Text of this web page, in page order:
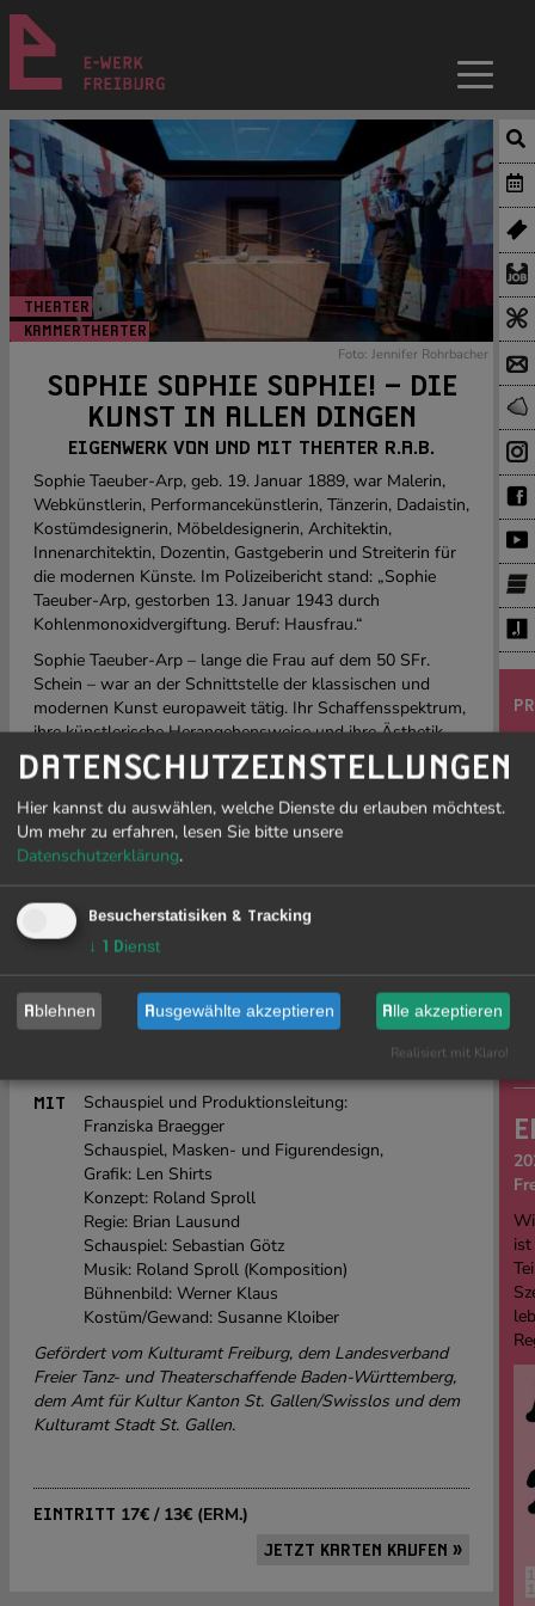
THEATER
KAMMERTHEATER
Foto: Jennifer Rohrbacher
SOPHIE SOPHIE SOPHIE! – DIE
KUNST IN ALLEN DINGEN
EIGENWERK VON UND MIT THEATER R.A.B.
Sophie Taeuber-Arp, geb. 19. Januar 1889, war Malerin,
Webkünstlerin, Performancekünstlerin, Tänzerin, Dadaistin,
Kostümdesignerin, Möbeldesignerin, Architektin,
Innenarchitektin, Dozentin, Gastgeberin und Streiterin für
die modernen Künste. Im Polizeibericht stand: „Sophie
Taeuber-Arp, gestorben 13. Januar 1943 durch
Kohlenmonoxidvergiftung. Beruf: Hausfrau.“
Sophie Taeuber-Arp – lange die Frau auf dem 50 SFr.
Schein – war an der Schnittstelle der klassischen und
modernen Kunst europaweit tätig. Ihr Schaffensspektrum,
ihre künstlerische Herangehensweise und ihre Ästhetik
sind wegweisend und doch blieb sie unscheinbar.
Objekttheater und Projection Mapping – verschmelzen, um
die kafkaeske Rahmenhandlung zu erzählen: In einem
kleinen Büro arbeiten zwei Sachbearbeiter. Ihre Tätigkeit:
Menschen und Ereignisse sinnvoll und korrekt einordnen.
Eines Tages bekommen sie Zeugnisse der plötzlich
verstorbenen Sophie Taeuber-Arp geliefert. Der Auftrag
der Sachbearbeiter: einordnen! Dass sie scheitern, liegt
schon an der Fülle des Werkes … Als die Werke beginnen
sich zu wehren, nimmt das Geschehen surreale Züge an.
MIT
Schauspiel und Produktionsleitung:
Franziska Braegger
Schauspiel, Masken- und Figurendesign,
Grafik: Len Shirts
Konzept: Roland Sproll
Regie: Brian Lausund
Schauspiel: Sebastian Götz
Musik: Roland Sproll (Komposition)
Bühnenbild: Werner Klaus
Kostüm/Gewand: Susanne Kloiber
Gefördert vom Kulturamt Freiburg, dem Landesverband
Freier Tanz- und Theaterschaffende Baden-Württemberg,
dem Amt für Kultur Kanton St. Gallen/Swisslos und dem
Kulturamt Stadt St. Gallen.
EINTRITT 17€ / 13€ (ERM.)
JETZT KARTEN KAUFEN »
DATENSCHUTZEINSTELLUNGEN
Hier kannst du auswählen, welche Dienste du erlauben möchtest.
Um mehr zu erfahren, lesen Sie bitte unsere
Datenschutzerklärung.
Besucherstatisiken & Tracking
↓ 1 Dienst
Ablehnen Ausgewählte akzeptieren Alle akzeptieren
Realisiert mit Klaro!